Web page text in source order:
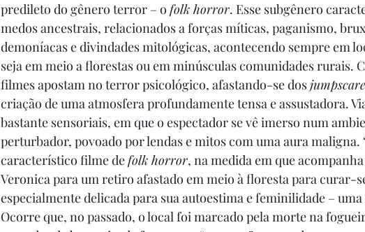
predileto do gênero terror – o folk horror. Esse subgênero
medos ancestrais, relacionados a forças míticas, paganismo,
demoníacas e divindades mitológicas, acontecendo sempre em
seja em meio a florestas ou em minúsculas comunidades rurais.
filmes apostam no terror psicológico, afastando-se dos jumpscare
criação de uma atmosfera profundamente tensa e assustadora.
bastante sensoriais, em que o espectador se vê imerso num
perturbador, povoado por lendas e mitos com uma aura maligna.
característico filme de folk horror, na medida em que
Veronica para um retiro afastado em meio à floresta para curar-
especialmente delicada para sua autoestima e feminilidade –
Ocorre que, no passado, o local foi marcado pela morte na